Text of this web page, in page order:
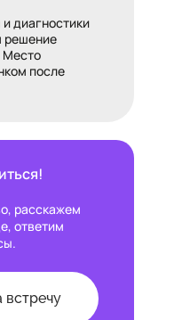
диагностики
решение
Место
после
расскажем
ответим
встречу